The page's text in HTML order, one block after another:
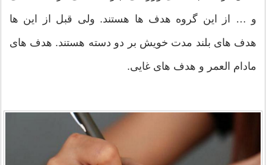
و … از این گروه هدف ها هستند. ولی قبل از این ها
هدف های بلند مدت خویش بر دو دسته هستند. هدف های
مادام العمر و هدف های غایی.